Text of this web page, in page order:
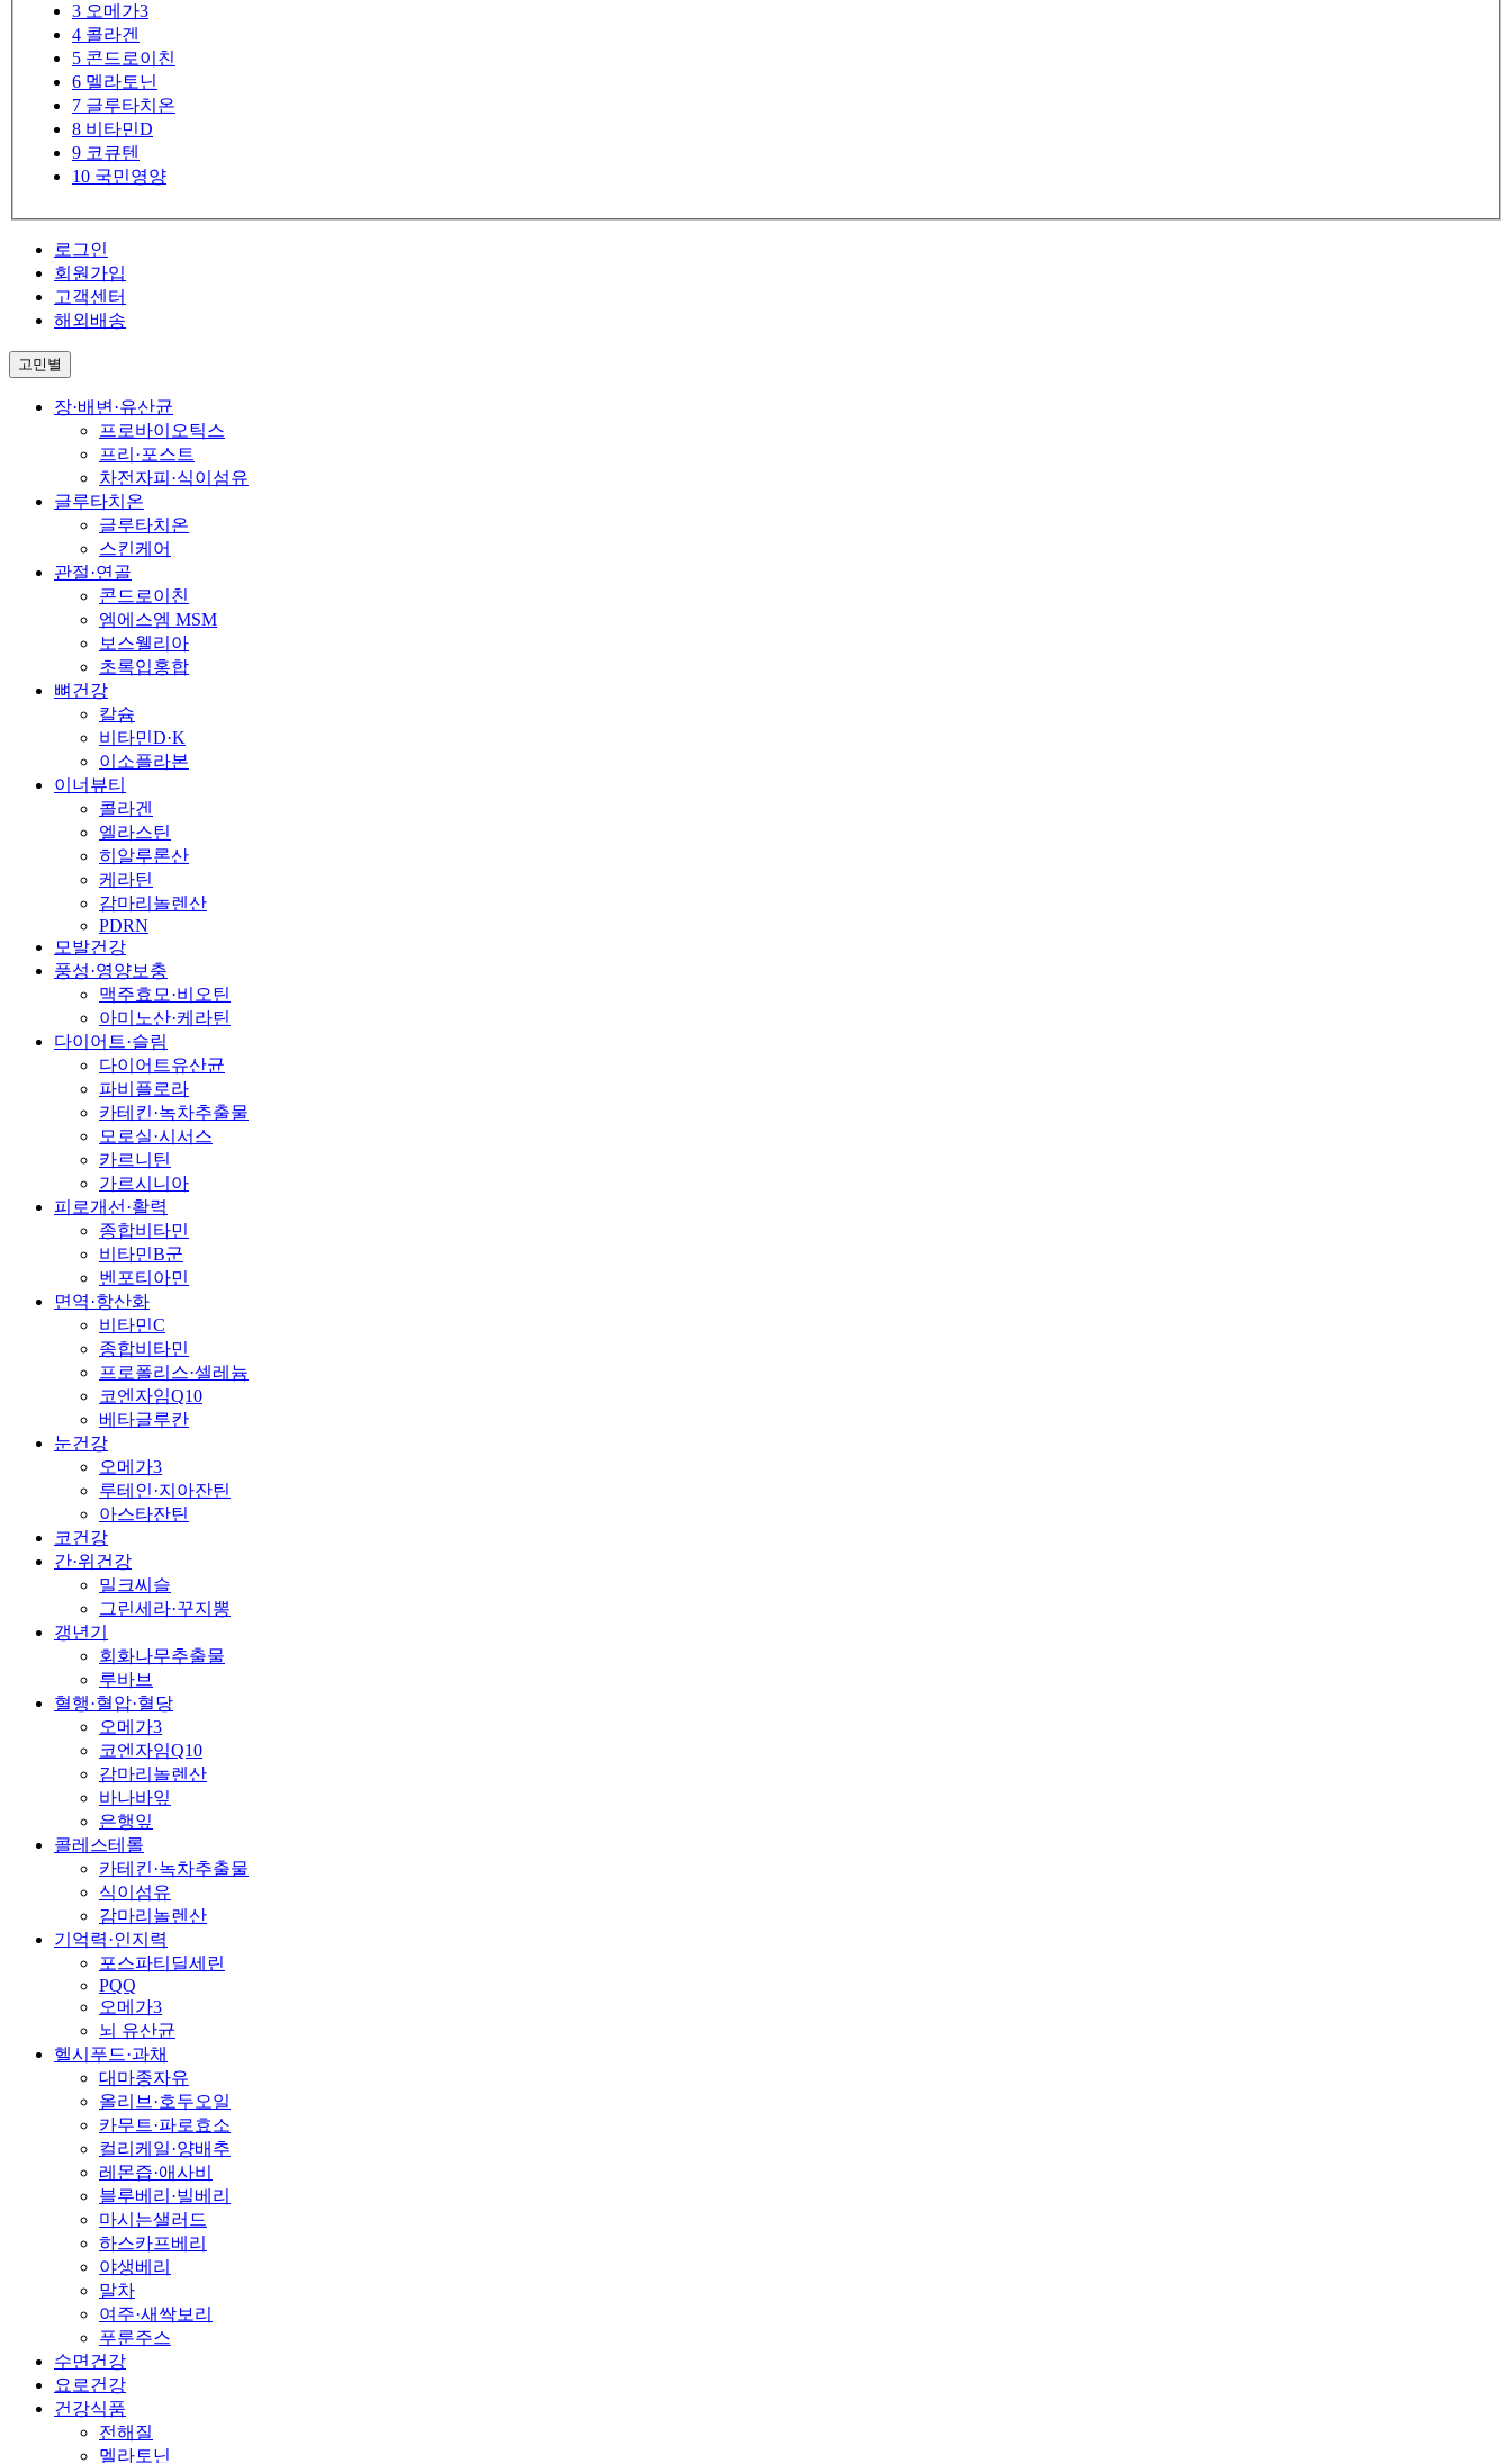
3 오메가3
4 콜라겐
5 콘드로이친
6 멜라토닌
7 글루타치온
8 비타민D
9 코큐텐
10 국민영양
로그인
회원가입
고객센터
해외배송
고민별
장·배변·유산균
프로바이오틱스
프리·포스트
차전자피·식이섬유
글루타치온
글루타치온
스킨케어
관절·연골
콘드로이친
엠에스엠 MSM
보스웰리아
초록입홍합
뼈건강
칼슘
비타민D·K
이소플라본
이너뷰티
콜라겐
엘라스틴
히알루론산
케라틴
감마리놀렌산
PDRN
모발건강
풍성·영양보충
맥주효모·비오틴
아미노산·케라틴
다이어트·슬림
다이어트유산균
파비플로라
카테킨·녹차추출물
모로실·시서스
카르니틴
가르시니아
피로개선·활력
종합비타민
비타민B군
벤포티아민
면역·항산화
비타민C
종합비타민
프로폴리스·셀레늄
코엔자임Q10
베타글루칸
눈건강
오메가3
루테인·지아잔틴
아스타잔틴
코건강
간·위건강
밀크씨슬
그린세라·꾸지뽕
갱년기
회화나무추출물
루바브
혈행·혈압·혈당
오메가3
코엔자임Q10
감마리놀렌산
바나바잎
은행잎
콜레스테롤
카테킨·녹차추출물
식이섬유
감마리놀렌산
기억력·인지력
포스파티딜세린
PQQ
오메가3
뇌 유산균
헬시푸드·과채
대마종자유
올리브·호두오일
카무트·파로효소
컬리케일·양배추
레몬즙·애사비
블루베리·빌베리
마시는샐러드
하스카프베리
야생베리
말차
여주·새싹보리
푸룬주스
수면건강
요로건강
건강식품
전해질
멜라토닌